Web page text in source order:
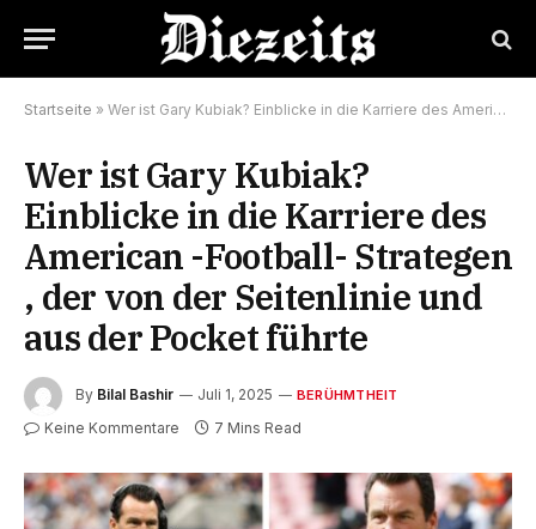
Startseite » Wer ist Gary Kubiak? Einblicke in die Karriere des American -Football- Strategen , der von der Seitenlinie und aus der Pocket führte
Wer ist Gary Kubiak?
Einblicke in die Karriere des
American -Football- Strategen
, der von der Seitenlinie und
aus der Pocket führte
By Bilal Bashir Juli 1, 2025 BERÜHMTHEIT
Keine Kommentare 7 Mins Read